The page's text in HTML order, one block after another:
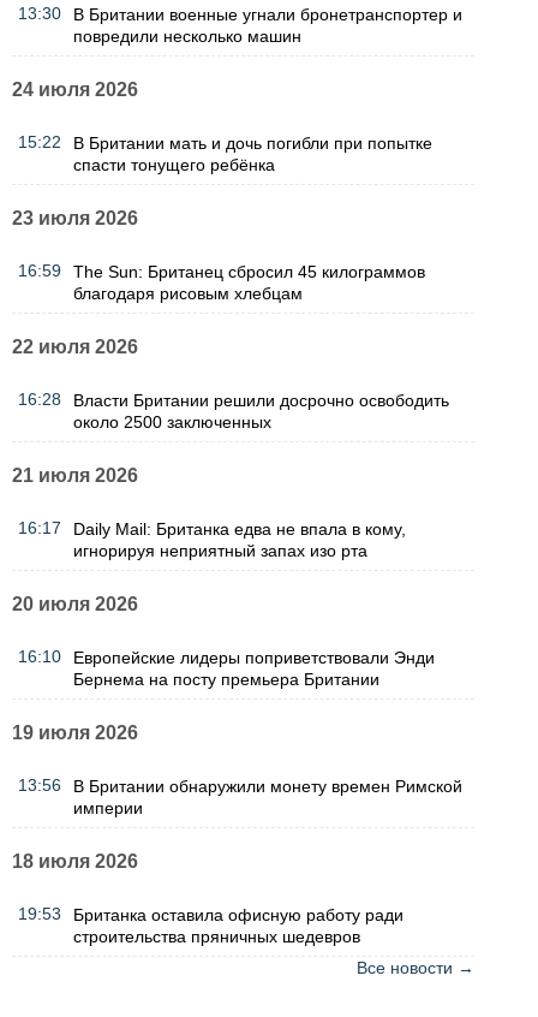
13:30
В Британии военные угнали бронетранспортер и
повредили несколько машин
24 июля 2026
15:22
В Британии мать и дочь погибли при попытке
спасти тонущего ребёнка
23 июля 2026
16:59
The Sun: Британец сбросил 45 килограммов
благодаря рисовым хлебцам
22 июля 2026
16:28
Власти Британии решили досрочно освободить
около 2500 заключенных
21 июля 2026
16:17
Daily Mail: Британка едва не впала в кому,
игнорируя неприятный запах изо рта
20 июля 2026
16:10
Европейские лидеры поприветствовали Энди
Бернема на посту премьера Британии
19 июля 2026
13:56
В Британии обнаружили монету времен Римской
империи
18 июля 2026
19:53
Британка оставила офисную работу ради
строительства пряничных шедевров
Все новости →